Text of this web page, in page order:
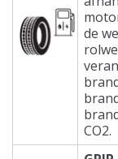
de
CO2.